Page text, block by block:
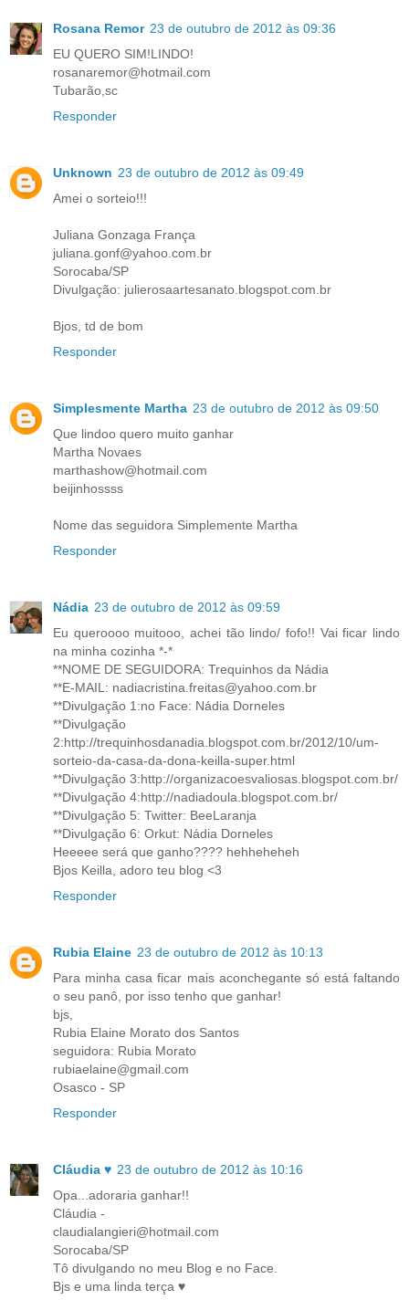
Rosana Remor 23 de outubro de 2012 às 09:36
EU QUERO SIM!LINDO!
rosanaremor@hotmail.com
Tubarão,sc
Responder
Unknown 23 de outubro de 2012 às 09:49
Amei o sorteio!!!
Juliana Gonzaga França
juliana.gonf@yahoo.com.br
Sorocaba/SP
Divulgação: julierosaartesanato.blogspot.com.br
Bjos, td de bom
Responder
Simplesmente Martha 23 de outubro de 2012 às 09:50
Que lindoo quero muito ganhar
Martha Novaes
marthashow@hotmail.com
beijinhossss
Nome das seguidora Simplemente Martha
Responder
Nádia 23 de outubro de 2012 às 09:59
Eu queroooo muitooo, achei tão lindo/ fofo!! Vai ficar lindo
na minha cozinha *-*
**NOME DE SEGUIDORA: Trequinhos da Nádia
**E-MAIL: nadiacristina.freitas@yahoo.com.br
**Divulgação 1:no Face: Nádia Dorneles
**Divulgação
2:http://trequinhosdanadia.blogspot.com.br/2012/10/um-
sorteio-da-casa-da-dona-keilla-super.html
**Divulgação 3:http://organizacoesvaliosas.blogspot.com.br/
**Divulgação 4:http://nadiadoula.blogspot.com.br/
**Divulgação 5: Twitter: BeeLaranja
**Divulgação 6: Orkut: Nádia Dorneles
Heeeee será que ganho???? hehheheheh
Bjos Keilla, adoro teu blog <3
Responder
Rubia Elaine 23 de outubro de 2012 às 10:13
Para minha casa ficar mais aconchegante só está faltando
o seu panô, por isso tenho que ganhar!
bjs,
Rubia Elaine Morato dos Santos
seguidora: Rubia Morato
rubiaelaine@gmail.com
Osasco - SP
Responder
Cláudia ♥ 23 de outubro de 2012 às 10:16
Opa...adoraria ganhar!!
Cláudia -
claudialangieri@hotmail.com
Sorocaba/SP
Tô divulgando no meu Blog e no Face.
Bjs e uma linda terça ♥